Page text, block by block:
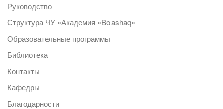
Руководство
Структура ЧУ «Академия «Bolashaq»
Образовательные программы
Библиотека
Контакты
Кафедры
Благодарности